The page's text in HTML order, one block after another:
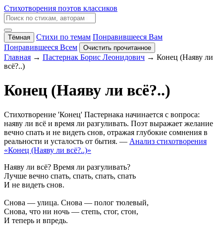
Стихотворения поэтов классиков
Тёмная Стихи по темам Понравившееся Вам
Понравившееся Всем
Очистить прочитанное
Главная → Пастернак Борис Леонидович → Конец (Наяву ли
всё?..)
Конец (Наяву ли всё?..)
Стихотворение 'Конец' Пастернака начинается с вопроса:
наяву ли всё и время ли разгуливать. Поэт выражает желание
вечно спать и не видеть снов, отражая глубокие сомнения в
реальности и усталость от бытия. — Анализ стихотворения
«Конец (Наяву ли всё?..)»
Наяву ли всё? Время ли разгуливать?
Лучше вечно спать, спать, спать, спать
И не видеть снов.
Снова — улица. Снова — полог тюлевый,
Снова, что ни ночь — степь, стог, стон,
И теперь и впредь.